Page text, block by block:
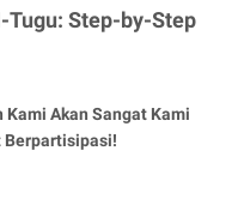
Tugu: Step-by-Step
Akan Sangat Kami
Berpartisipasi!